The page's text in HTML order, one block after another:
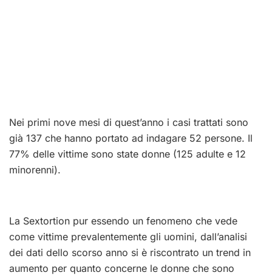
Nei primi nove mesi di quest’anno i casi trattati sono
già 137 che hanno portato ad indagare 52 persone. Il
77% delle vittime sono state donne (125 adulte e 12
minorenni).
La Sextortion pur essendo un fenomeno che vede
come vittime prevalentemente gli uomini, dall’analisi
dei dati dello scorso anno si è riscontrato un trend in
aumento per quanto concerne le donne che sono